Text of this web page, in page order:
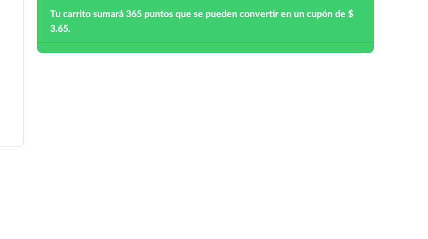
Tu carrito sumará 365 puntos que se pueden convertir en un cupón de $
3.65.